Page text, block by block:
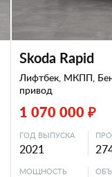
Skoda Rapid
Лифтбек, МКПП,
привод
1 070 000 ₽
ГОД ВЫПУСКА
2021
МОЩНОСТЬ